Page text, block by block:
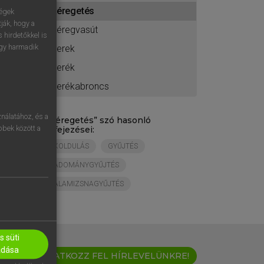
kéregetés
kéregvasút
kerek
kerék
kerékabroncs
„ kéregetés” szó hasonló
kifejezései:
KOLDULÁS GYŰJTÉS
ADOMÁNYGYŰJTÉS
ALAMIZSNAGYŰJTÉS
IRATKOZZ FEL HÍRLEVELÜNKRE!
hogy a
hirdetőkkel is
harmadik
és a
között a
süti